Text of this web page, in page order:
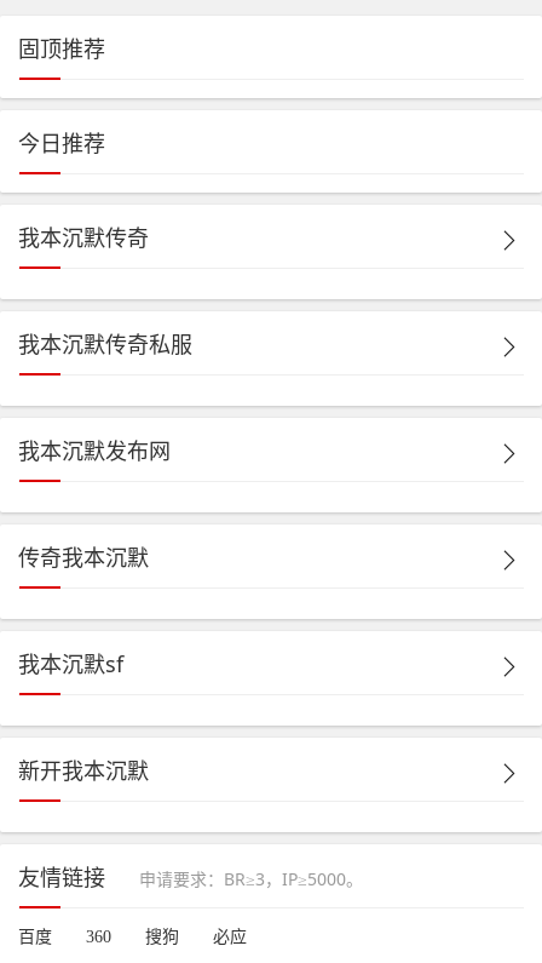
固顶推荐
今日推荐
我本沉默传奇
我本沉默传奇私服
我本沉默发布网
传奇我本沉默
我本沉默sf
新开我本沉默
友情链接 申请要求：BR≥3，IP≥5000。
百度 360 搜狗 必应